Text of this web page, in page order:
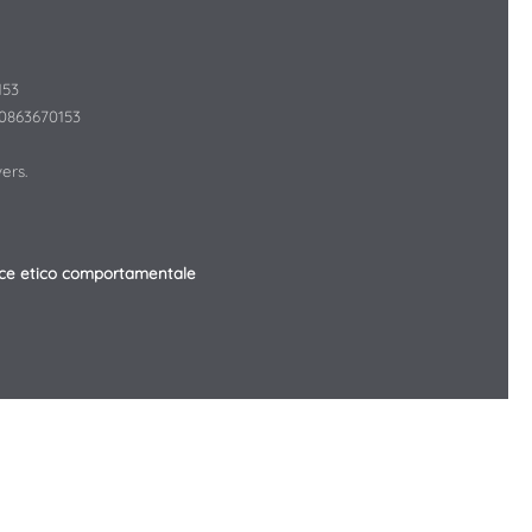
etico comportamentale